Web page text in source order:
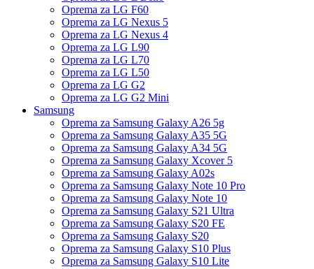
Oprema za LG F60
Oprema za LG Nexus 5
Oprema za LG Nexus 4
Oprema za LG L90
Oprema za LG L70
Oprema za LG L50
Oprema za LG G2
Oprema za LG G2 Mini
Samsung
Oprema za Samsung Galaxy A26 5g
Oprema za Samsung Galaxy A35 5G
Oprema za Samsung Galaxy A34 5G
Oprema za Samsung Galaxy Xcover 5
Oprema za Samsung Galaxy A02s
Oprema za Samsung Galaxy Note 10 Pro
Oprema za Samsung Galaxy Note 10
Oprema za Samsung Galaxy S21 Ultra
Oprema za Samsung Galaxy S20 FE
Oprema za Samsung Galaxy S20
Oprema za Samsung Galaxy S10 Plus
Oprema za Samsung Galaxy S10 Lite